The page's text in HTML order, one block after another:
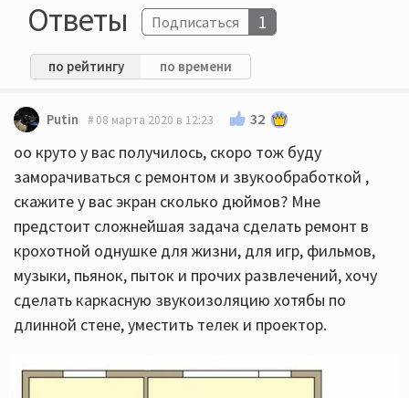
Ответы Подписаться 1
по рейтингу по времени
Putin 08 марта 2020 в 12:23 32
оо круто у вас получилось, скоро тож буду
заморачиваться с ремонтом и звукообработкой ,
скажите у вас экран сколько дюймов? Мне
предстоит сложнейшая задача сделать ремонт в
крохотной однушке для жизни, для игр, фильмов,
музыки, пьянок, пыток и прочих развлечений, хочу
сделать каркасную звукоизоляцию хотябы по
длинной стене, уместить телек и проектор.